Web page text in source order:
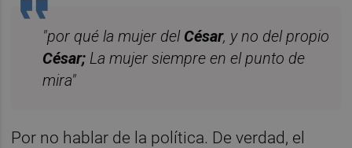
"por qué la mujer del César, y no del propio
César; La mujer siempre en el punto de
mira"
Por no hablar de la política. De verdad, el